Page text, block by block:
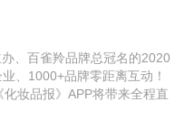
、百雀羚品牌总冠名的2020
、1000+品牌零距离互动！
妆品报》APP将带来全程直